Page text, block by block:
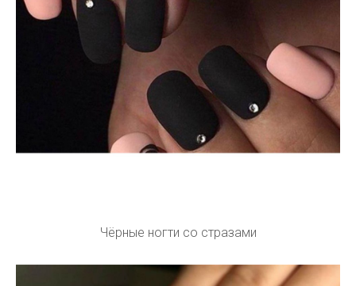
Чёрные ногти со стразами